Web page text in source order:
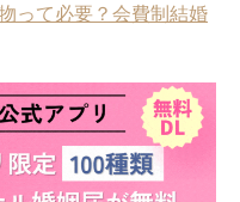
って必要？会費制結婚